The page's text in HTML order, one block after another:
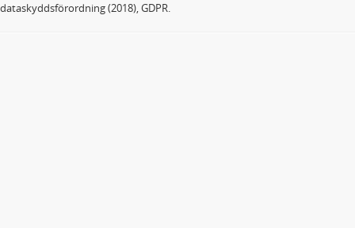
dataskyddsförordning (2018), GDPR.